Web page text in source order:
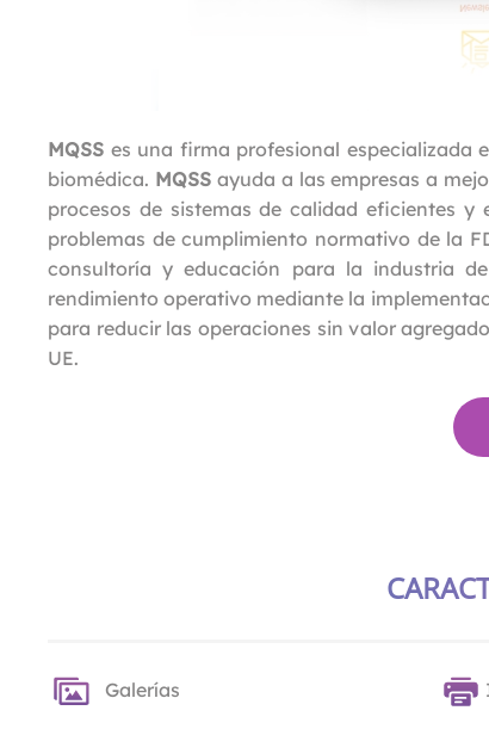
MQSS es una firma profesional especializada
biomédica. MQSS ayuda a las empresas a
procesos de sistemas de calidad eficientes
problemas de cumplimiento normativo de la
consultoría y educación para la industria
rendimiento operativo mediante la
para reducir las operaciones sin valor
UE.
Galerías